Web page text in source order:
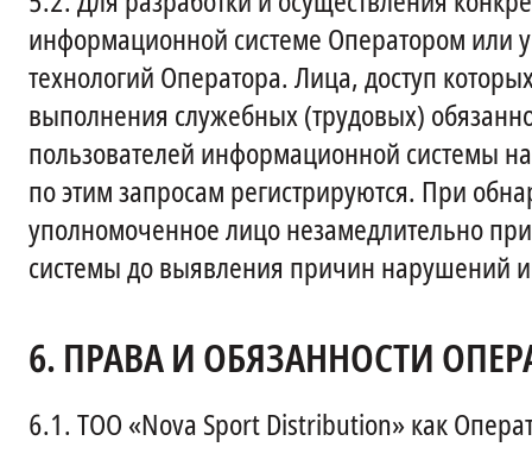
информационной системе Оператором или
технологий Оператора. Лица, доступ
выполнения служебных (трудовых)
пользователей информационной системы
по этим запросам регистрируются. При
уполномоченное лицо незамедлительно
системы до выявления причин нарушений
6.ПРАВА И ОБЯЗАННОСТИ
6.1. ТОО «Nova Sport Distribution» как